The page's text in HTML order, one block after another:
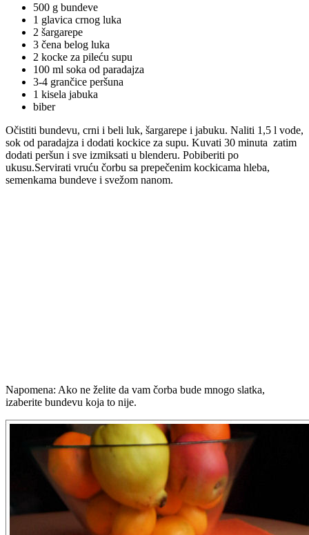
500 g bundeve
1 glavica crnog luka
2 šargarepe
3 čena belog luka
2 kocke za pileću supu
100 ml soka od paradajza
3-4 grančice peršuna
1 kisela jabuka
biber
Očistiti bundevu, crni i beli luk, šargarepe i jabuku. Naliti 1,5 l vode,
sok od paradajza i dodati kockice za supu. Kuvati 30 minuta zatim
dodati peršun i sve izmiksati u blenderu. Pobiberiti po
ukusu.Servirati vruću čorbu sa prepečenim kockicama hleba,
semenkama bundeve i svežom nanom.
Napomena: Ako ne želite da vam čorba bude mnogo slatka,
izaberite bundevu koja to nije.